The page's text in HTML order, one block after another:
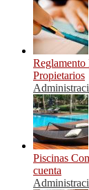
Reglamento
Propietarios
Piscinas
cuenta